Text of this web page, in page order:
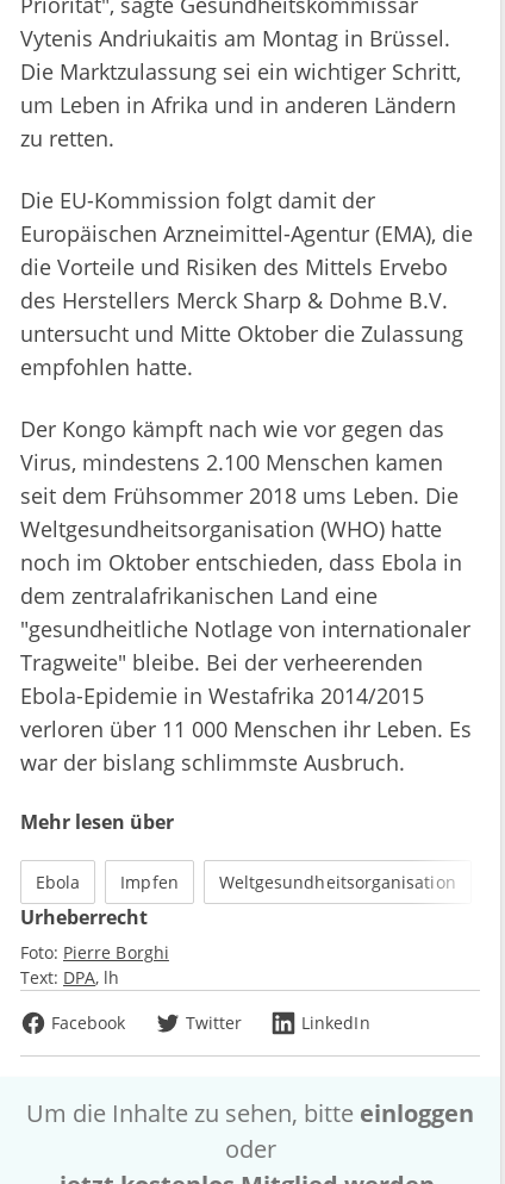
Vytenis Andriukaitis am Montag in Brüssel.
Die Marktzulassung sei ein wichtiger Schritt,
um Leben in Afrika und in anderen Ländern
zu retten.
Die EU-Kommission folgt damit der
Europäischen Arzneimittel-Agentur (EMA), die
die Vorteile und Risiken des Mittels Ervebo
des Herstellers Merck Sharp & Dohme B.V.
untersucht und Mitte Oktober die Zulassung
empfohlen hatte.
Der Kongo kämpft nach wie vor gegen das
Virus, mindestens 2.100 Menschen kamen
seit dem Frühsommer 2018 ums Leben. Die
Weltgesundheitsorganisation (WHO) hatte
noch im Oktober entschieden, dass Ebola in
dem zentralafrikanischen Land eine
"gesundheitliche Notlage von internationaler
Tragweite" bleibe. Bei der verheerenden
Ebola-Epidemie in Westafrika 2014/2015
verloren über 11 000 Menschen ihr Leben. Es
war der bislang schlimmste Ausbruch.
Mehr lesen über
Ebola Impfen Weltgesundheitsorganisation
Urheberrecht
Foto: Pierre Borghi
Text: DPA lh
Facebook
Twitter LinkedIn
Um die Inhalte zu sehen, bitte einloggen
oder